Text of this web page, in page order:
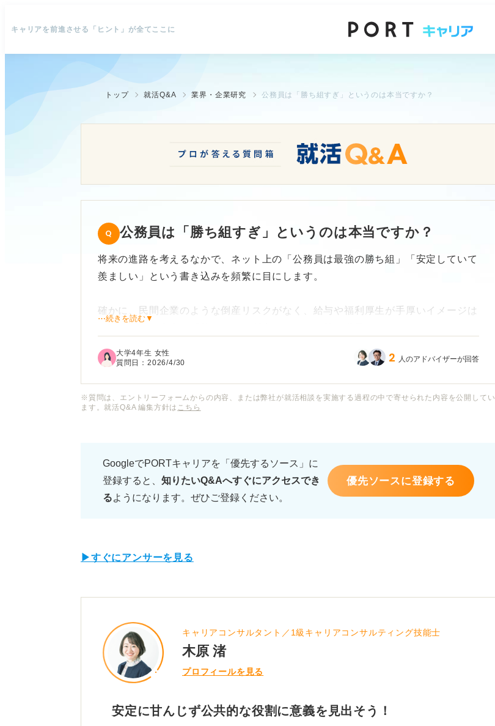
キャリアを前進させる「ヒント」が全てここに
トップ 就活Q&A 業界・企業研究 公務員は「勝ち組すぎ」というのは本当ですか？
公務員は「勝ち組すぎ」というのは本当ですか？
将来の進路を考えるなかで、ネット上の「公務員は最強の勝ち組」「安定していて
羨ましい」という書き込みを頻繁に目にします。
確かに、民間企業のような倒産リスクがなく、給与や福利厚生が手厚いイメージは
具体的にどのような仕組みや制度が、世間から勝ち組と見なされる要因になってい
一方で若手のうちは給料が低い、年功序列でやりがいを感じにくい、といったネガ
公務員が勝ち組と言われる制度的な背景の実情と、逆に公務員を選ぶことで失うか
もしれないキャリアの可能性や、直面しがちな苦労について、客観的なアドバイス
⋯続きを読む▼
大学4年生 女性
質問日：2026/4/30 2 人のアドバイザーが回答
※質問は、エントリーフォームからの内容、または弊社が就活相談を実施する過程の中で寄せられた内容を公開してい
ます。就活Q&A 編集方針は こちら
GoogleでPORTキャリアを「優先するソース」に
登録すると、 知りたいQ&Aへすぐにアクセスでき
るようになります。ぜひご登録ください。
優先ソースに登録する
▶すぐにアンサーを見る
キャリアコンサルタント／1級キャリアコンサルティング技能士
木原 渚
プロフィールを見る
安定に甘んじず公共的な役割に意義を見出そう！